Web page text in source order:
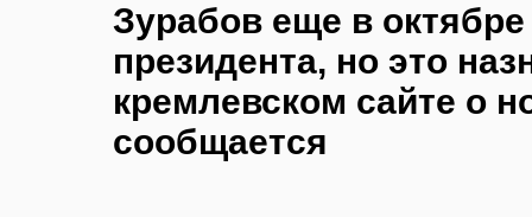
Зурабов еще в
президента, но это
кремлевском сайте о
сообщается